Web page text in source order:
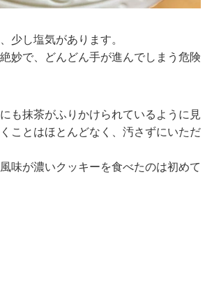
少し塩気があります。
妙で、どんどん手が進んでしまう危険
も抹茶がふりかけられているように見
ことはほとんどなく、汚さずにいただ
味が濃いクッキーを食べたのは初めて